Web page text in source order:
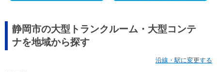
静岡市の大型トランクルーム・大型コンテ
ナを地域から探す
沿線・駅に変更する